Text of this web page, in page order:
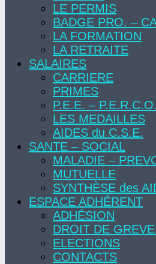
LE PERMIS
BADGE PRO. –
LA FORMATION
LA RETRAITE
SALAIRES
CARRIERE
PRIMES
P.E.E. – P.E.R.C.O.
LES MEDAILLES
AIDES du C.S.E.
SANTE – SOCIAL
MALADIE –
MUTUELLE
SYNTHÈSE des
ESPACE ADHÉRENT
ADHÉSION
DROIT DE
ELECTIONS
CONTACTS